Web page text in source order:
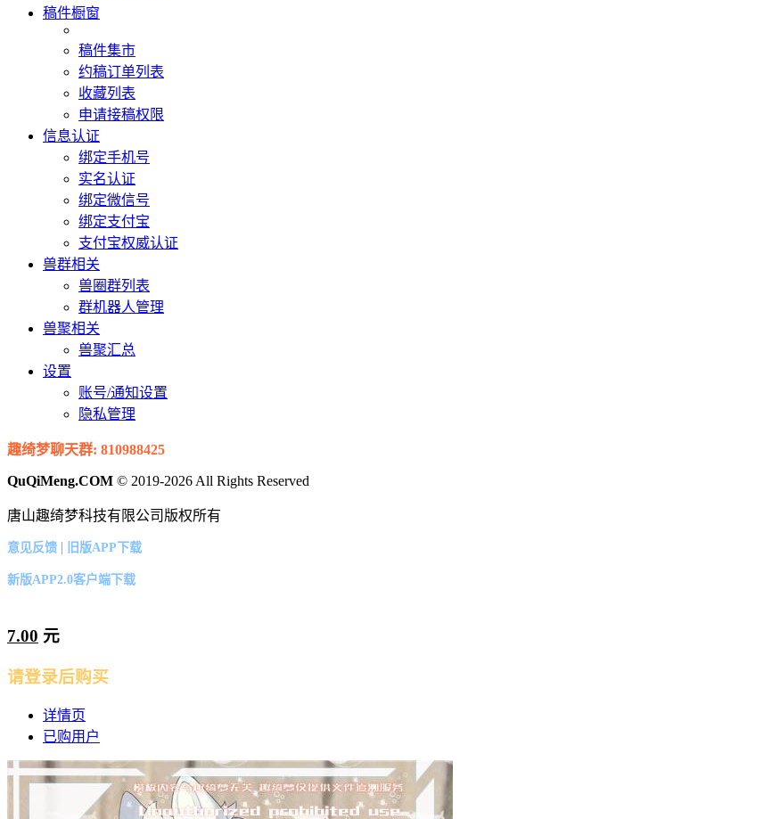
稿件橱窗
稿件集市
约稿订单列表
收藏列表
申请接稿权限
信息认证
绑定手机号
实名认证
绑定微信号
绑定支付宝
支付宝权威认证
兽群相关
兽圈群列表
群机器人管理
兽聚相关
兽聚汇总
设置
账号/通知设置
隐私管理
趣绮梦聊天群: 810988425
QuQiMeng.COM © 2019-2026 All Rights Reserved
唐山趣绮梦科技有限公司版权所有
意见反馈 | 旧版APP下载
新版APP2.0客户端下载
7.00 元
请登录后购买
详情页
已购用户